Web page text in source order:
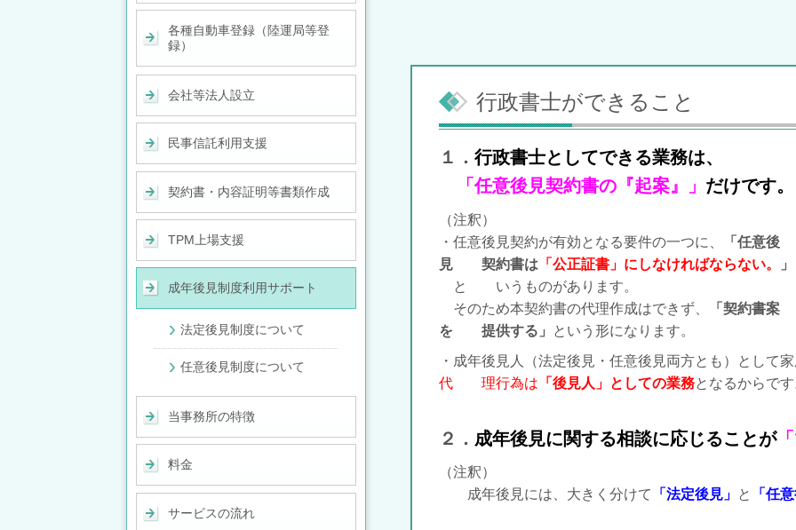
行政書士ができること
１． 行政書士としてできる業務は、
「任意後見契約書の『起案』」 だけです。
（注釈）
・任意後見契約が有効となる要件の一つに、
「任意後
見 契約書は 「公正証書」にしなければならない。
」
と いうものがあります。
そのため本契約書の代理作成はできず、
「契約書案
を 提供する」
という形になります。
・成年後見人（法定後見・任意後見両方とも）として
代 理行為は 「後見人」としての業務となるからで
２． 成年後見に関する相談に応じることが
（注釈）
成年後見には、大きく分けて
「法定後見」 と 「任
各種自動車登録（陸運局等登
録）
会社等法人設立
民事信託利用支援
契約書・内容証明等書類作成
TPM上場支援
成年後見制度利用サポート
法定後見制度について
任意後見制度について
当事務所の特徴
料金
サービスの流れ